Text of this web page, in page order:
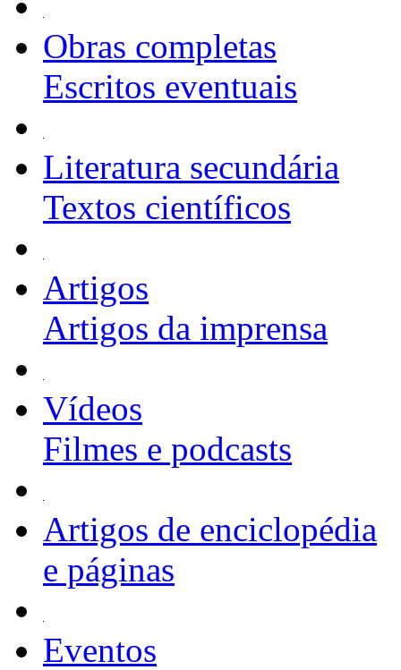
Obras completas
Escritos eventuais
Literatura secundária
Textos científicos
Artigos
Artigos da imprensa
Vídeos
Filmes e podcasts
Artigos de enciclopédia
e páginas
Eventos